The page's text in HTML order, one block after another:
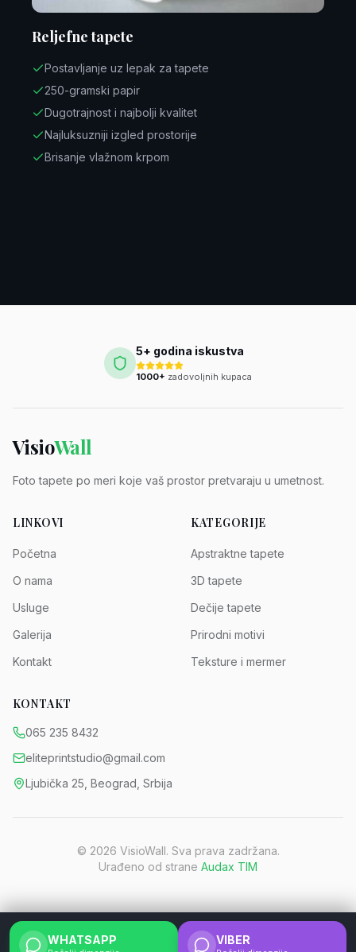
Reljefne tapete
Postavljanje uz lepak za tapete
250-gramski papir
Dugotrajnost i najbolji kvalitet
Najluksuzniji izgled prostorije
Brisanje vlažnom krpom
5+ godina iskustva
1000+ zadovoljnih kupaca
VisioWall
Foto tapete po meri koje vaš prostor pretvaraju u umetnost.
LINKOVI
Početna
O nama
Usluge
Galerija
Kontakt
KATEGORIJE
Apstraktne tapete
3D tapete
Dečije tapete
Prirodni motivi
Teksture i mermer
KONTAKT
065 235 8432
eliteprintstudio@gmail.com
Ljubička 25, Beograd, Srbija
© 2026 VisioWall. Sva prava zadržana.
Urađeno od strane Audax TIM
WHATSAPP VIBER